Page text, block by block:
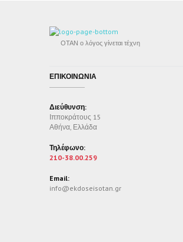
ΟΤΑΝ ο λόγος γίνεται τέχνη
ΕΠΙΚΟΙΝΩΝΙΑ
Διεύθυνση:
Ιπποκράτους 15
Αθήνα, Ελλάδα
Τηλέφωνο:
210-38.00.259
Email:
info@ekdoseisotan.gr